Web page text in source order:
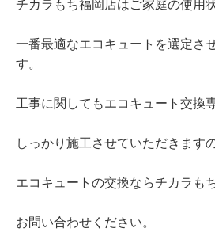
チカラもち福岡店はご家庭の使用
一番最適なエコキュートを選定さ
す。
工事に関してもエコキュート交換
しっかり施工させていただきますの
エコキュートの交換ならチカラも
お問い合わせください。